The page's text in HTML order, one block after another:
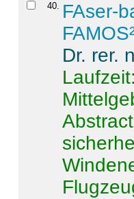
40. FAser-
Dr. rer.